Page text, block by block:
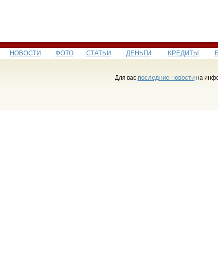
НОВОСТИ ФОТО СТАТЬИ ДЕНЬГИ КРЕДИТЫ
Для вас последние новостина